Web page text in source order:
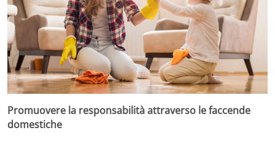
Promuovere la responsabilità attraverso le faccende
domestiche